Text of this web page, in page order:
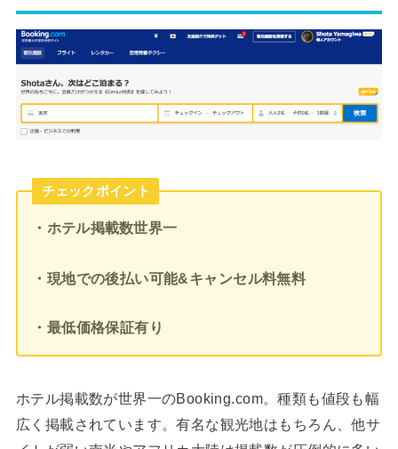
チェックポイント
・ホテル掲載数世界一
・現地での後払い可能&キャンセル料無料
・最低価格保証有り
ホテル掲載数が世界一のBooking.com。種類も値段も幅
広く掲載されています。有名な観光地はもちろん、他サ